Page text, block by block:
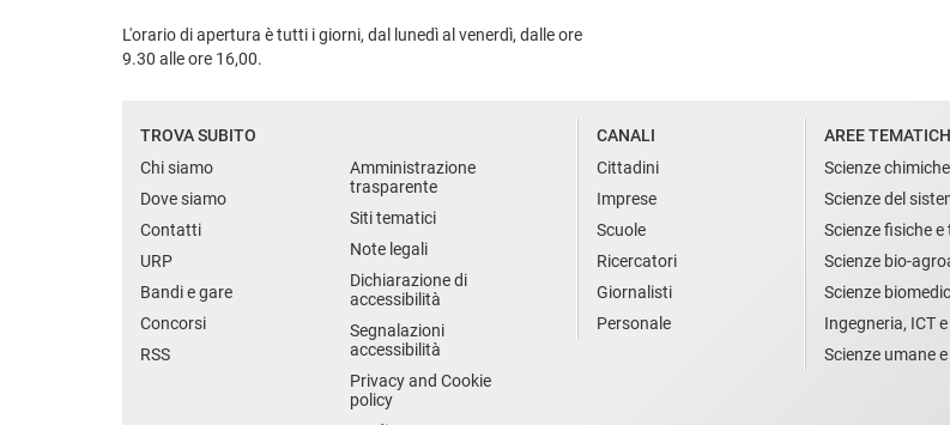
L'orario di apertura è tutti i giorni, dal lunedì al venerdì, dalle ore
9.30 alle ore 16,00.
TROVA SUBITO
Chi siamo
Dove siamo
Contatti
URP
Bandi e gare
Concorsi
RSS
Amministrazione
trasparente
Siti tematici
Note legali
Dichiarazione di
accessibilità
Segnalazioni
accessibilità
Privacy and Cookie
policy
CANALI
Cittadini
Imprese
Scuole
Ricercatori
Giornalisti
Personale
AREE
Scienze
Scienze del
Scienze fisiche
Scienze bio-
Scienze
Ingegneria, ICT
Scienze umane